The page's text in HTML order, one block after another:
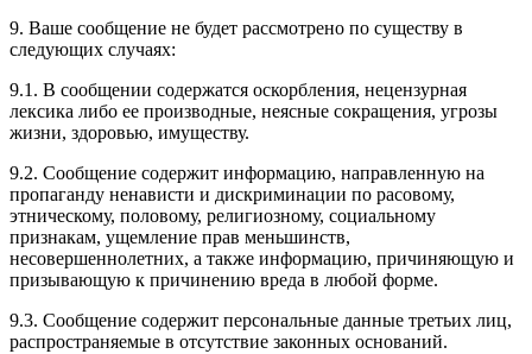
9. Ваше сообщение не будет рассмотрено по существу в
следующих случаях:
9.1. В сообщении содержатся оскорбления, нецензурная
лексика либо ее производные, неясные сокращения, угрозы
жизни, здоровью, имуществу.
9.2. Сообщение содержит информацию, направленную на
пропаганду ненависти и дискриминации по расовому,
этническому, половому, религиозному, социальному
признакам, ущемление прав меньшинств,
несовершеннолетних, а также информацию, причиняющую и
призывающую к причинению вреда в любой форме.
9.3. Сообщение содержит персональные данные третьих лиц,
распространяемые в отсутствие законных оснований.